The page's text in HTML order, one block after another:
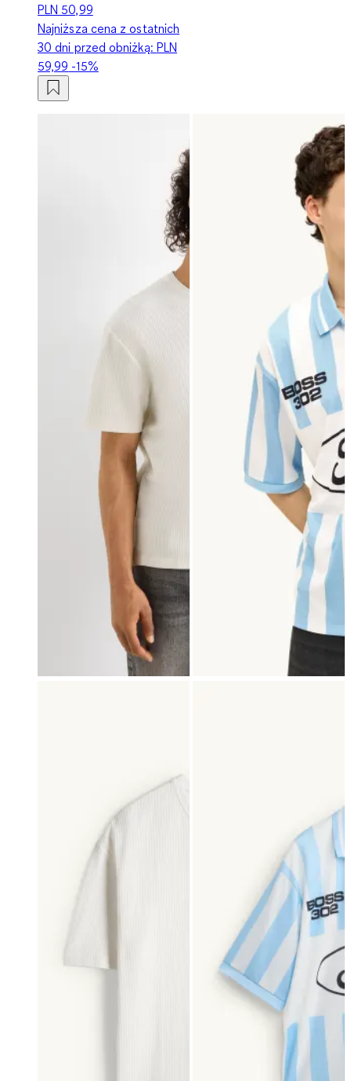
PLN 50,99
Najniższa cena z ostatnich
30 dni przed obniżką: PLN
59,99 -15%